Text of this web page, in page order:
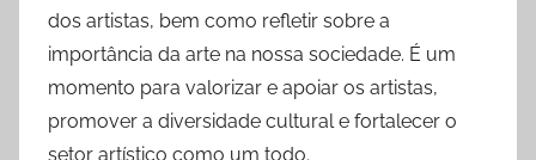
dos artistas, bem como refletir sobre a
importância da arte na nossa sociedade. É um
momento para valorizar e apoiar os artistas,
promover a diversidade cultural e fortalecer o
setor artístico como um todo.